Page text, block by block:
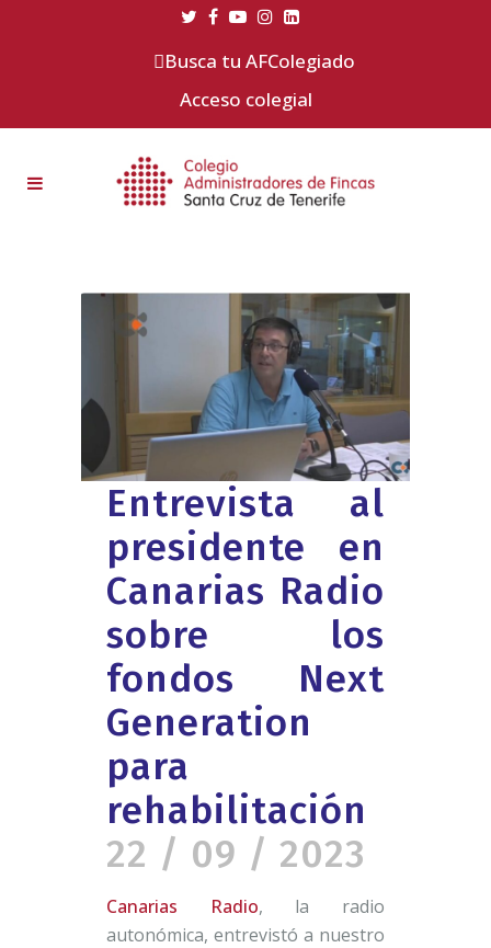
Busca tu AFColegiado
Acceso colegial
22 / 09 / 2023
Entrevista al
presidente en
Canarias Radio
sobre los
fondos Next
Generation
para
rehabilitación
Canarias Radio, la radio
autonómica, entrevistó a nuestro